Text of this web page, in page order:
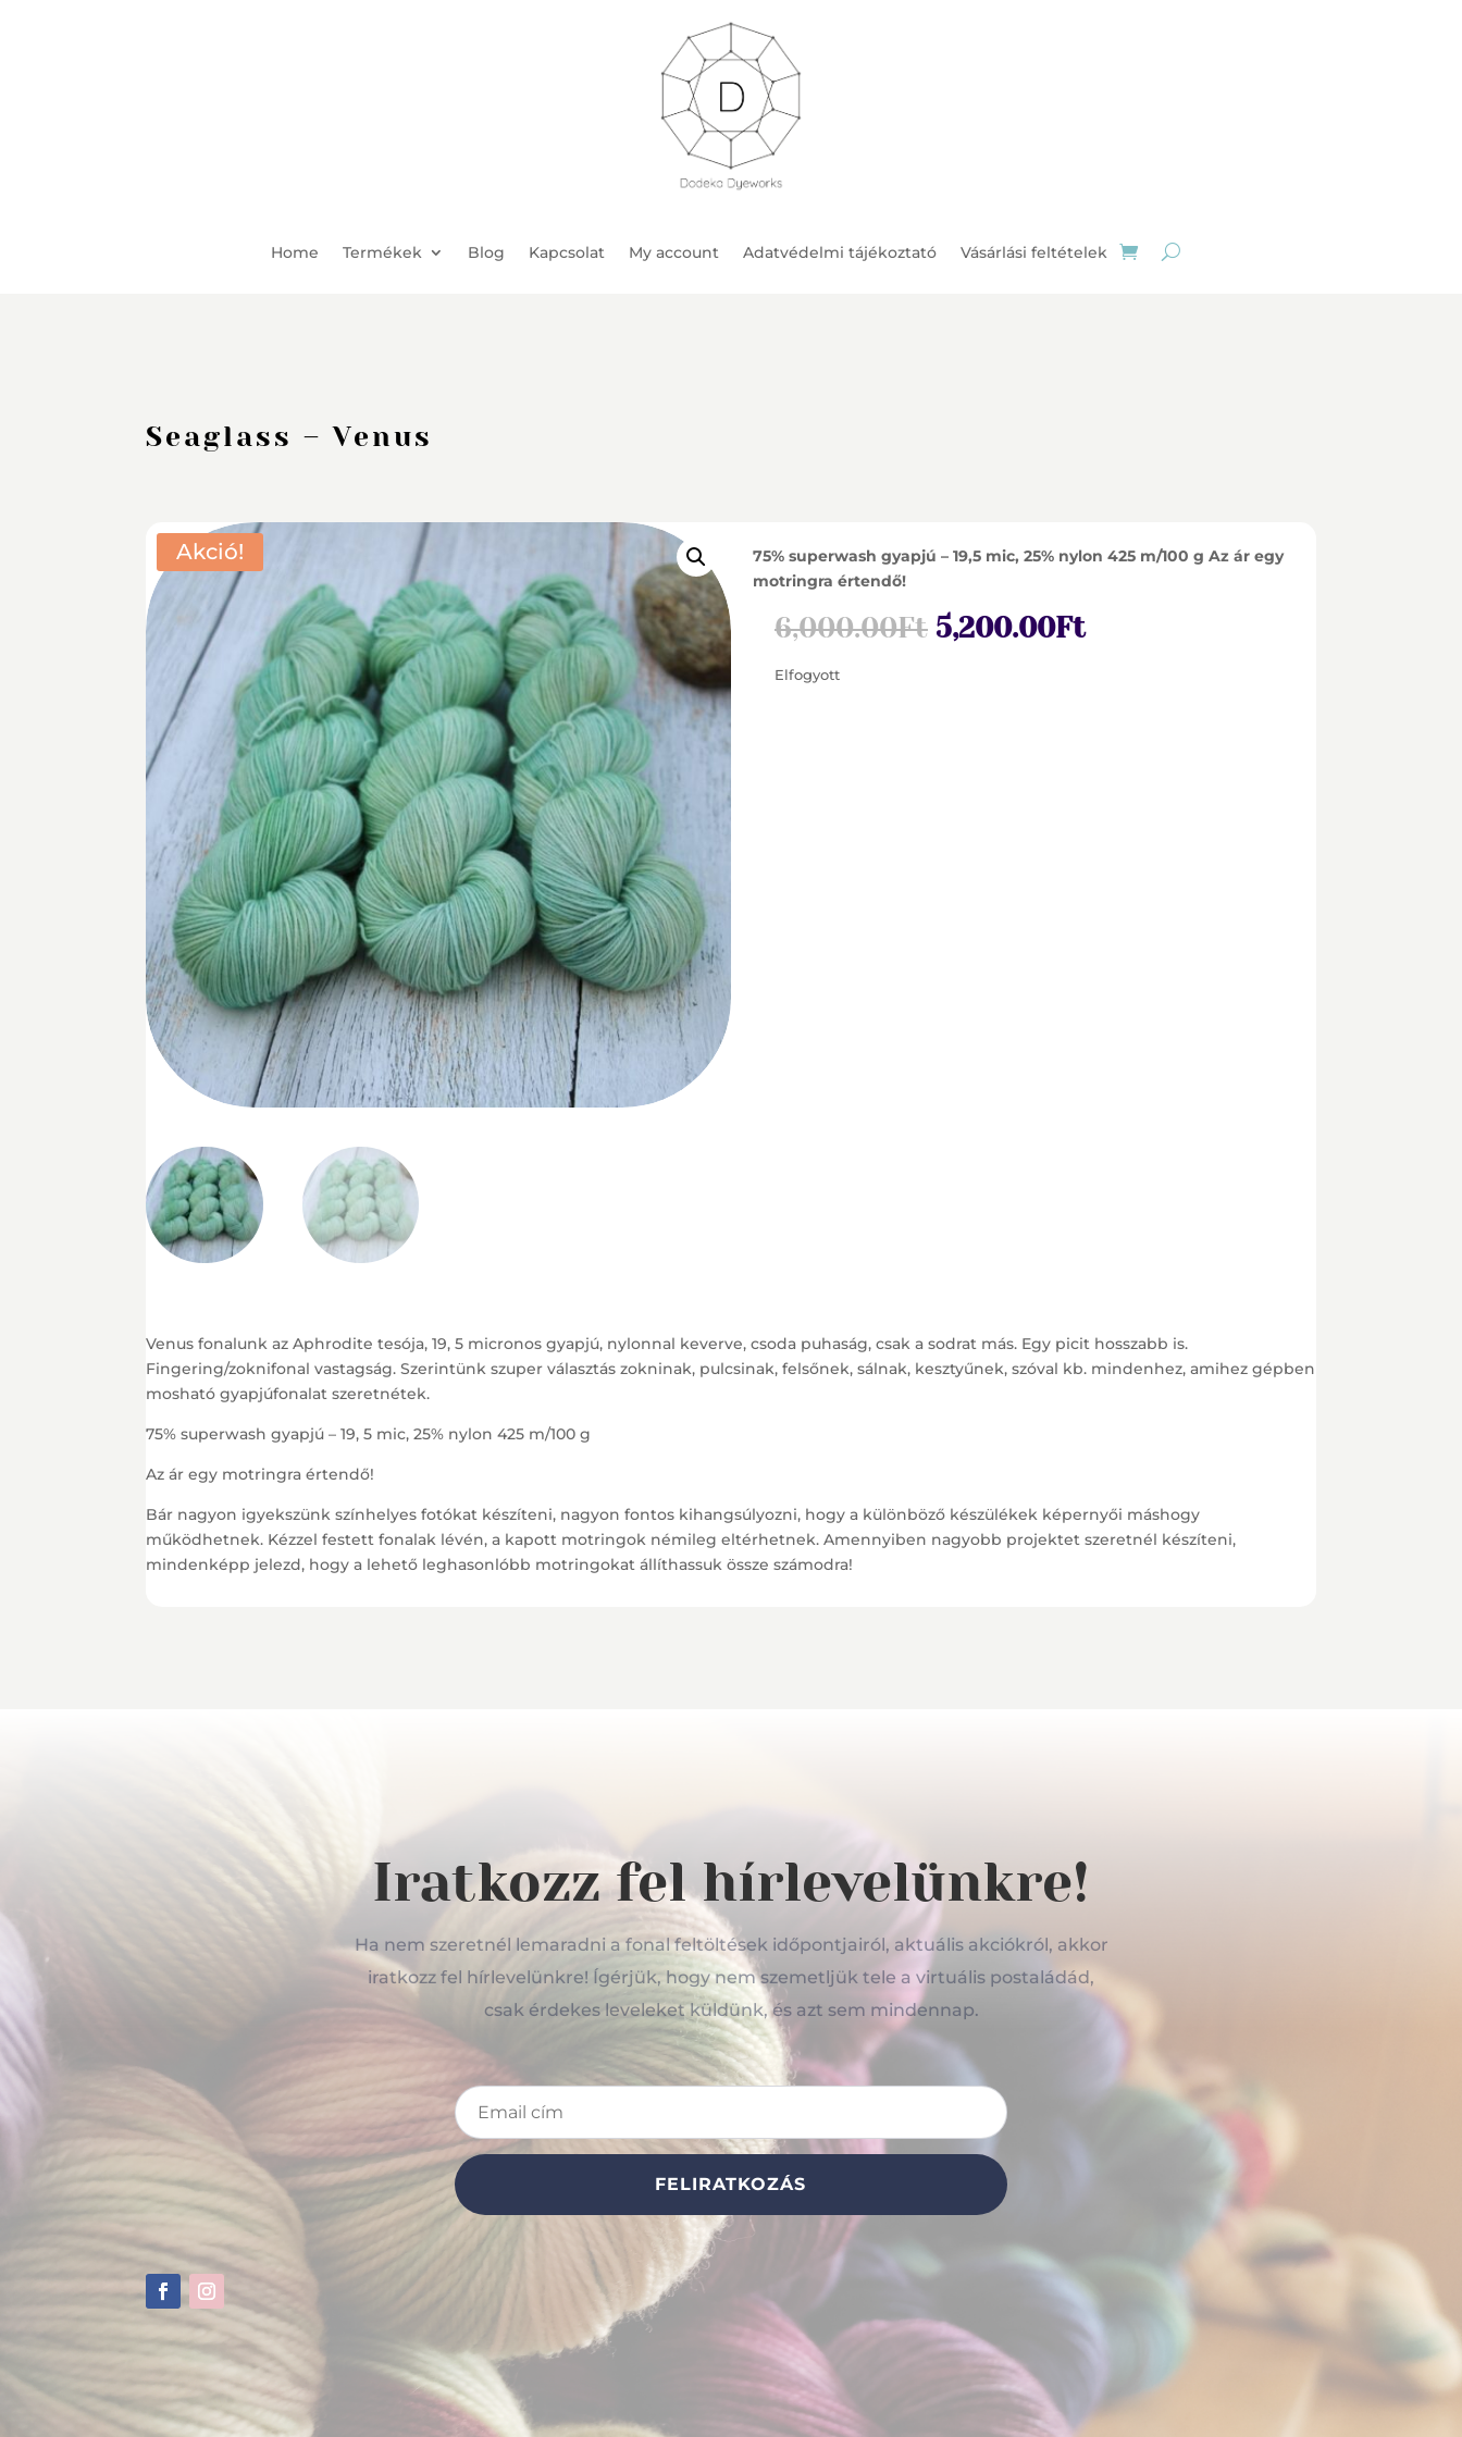
Home Termékek Blog Kapcsolat My account Adatvédelmi tájékoztató Vásárlási feltételek
Seaglass – Venus
Akció!
75% superwash gyapjú – 19,5 mic, 25% nylon 425 m/100 g Az ár egy
motringra értendő!
6,000.00Ft Original
price
5,200.00FtCurrent
Elfogyott
Venus fonalunk az Aphrodite tesója, 19, 5 micronos gyapjú, nylonnal keverve, csoda puhaság, csak a sodrat más. Egy picit hosszabb is.
Fingering/zoknifonal vastagság. Szerintünk szuper választás zokninak, pulcsinak, felsőnek, sálnak, kesztyűnek, szóval kb. mindenhez, amihez gépben
mosható gyapjúfonalat szeretnétek.
75% superwash gyapjú – 19, 5 mic, 25% nylon 425 m/100 g
Az ár egy motringra értendő!
Bár nagyon igyekszünk színhelyes fotókat készíteni, nagyon fontos kihangsúlyozni, hogy a különböző készülékek képernyői máshogy
működhetnek. Kézzel festett fonalak lévén, a kapott motringok némileg eltérhetnek. Amennyiben nagyobb projektet szeretnél készíteni,
mindenképp jelezd, hogy a lehető leghasonlóbb motringokat állíthassuk össze számodra!
Iratkozz fel hírlevelünkre!
Ha nem szeretnél lemaradni a fonal feltöltések időpontjairól, aktuális akciókról, akkor
iratkozz fel hírlevelünkre! Ígérjük, hogy nem szemetljük tele a virtuális postaládád,
csak érdekes leveleket küldünk, és azt sem mindennap.
FELIRATKOZÁS